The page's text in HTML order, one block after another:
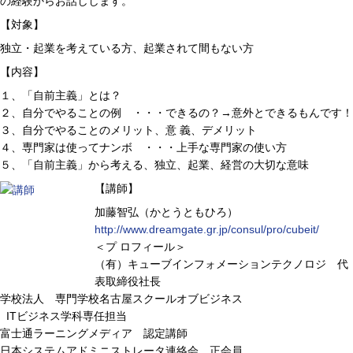
【対象】
独立・起業を考えている方、起業されて間もない方
【内容】
１、「自前主義」とは？
２、自分でやることの例 ・・・できるの？→意外とできるもんです！
３、自分でやることのメリット、意 義、デメリット
４、専門家は使ってナンボ ・・・上手な専門家の使い方
５、「自前主義」から考える、独立、起業、経営の大切な意味
【講師】
加藤智弘（かとうともひろ）
http://www.dreamgate.gr.jp/consul/pro/cubeit/
＜プ ロフィール＞
（有）キューブインフォメーションテクノロジ 代
表取締役社長
学校法人 専門学校名古屋スクールオブビジネス
ITビジネス学科専任担当
富士通ラーニングメディア 認定講師